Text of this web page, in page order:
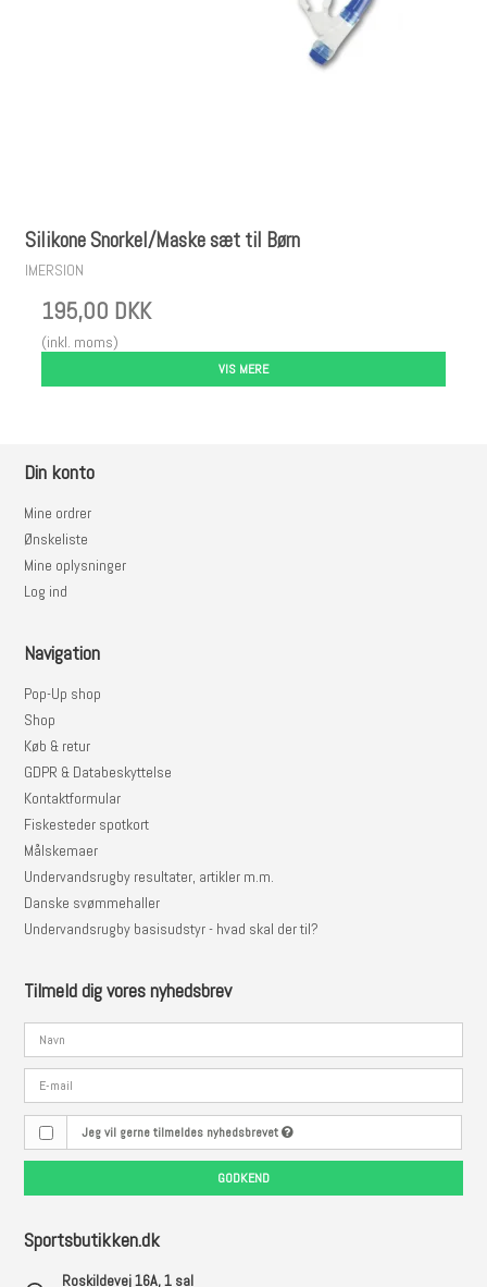
Silikone Snorkel/Maske sæt til Børn
IMERSION
195,00 DKK
(inkl. moms)
VIS MERE
Din konto
Mine ordrer
Ønskeliste
Mine oplysninger
Log ind
Navigation
Pop-Up shop
Shop
Køb & retur
GDPR & Databeskyttelse
Kontaktformular
Fiskesteder spotkort
Målskemaer
Undervandsrugby resultater, artikler m.m.
Danske svømmehaller
Undervandsrugby basisudstyr - hvad skal der til?
Tilmeld dig vores nyhedsbrev
Jeg vil gerne tilmeldes nyhedsbrevet
GODKEND
Sportsbutikken.dk
Roskildevej 16A, 1 sal